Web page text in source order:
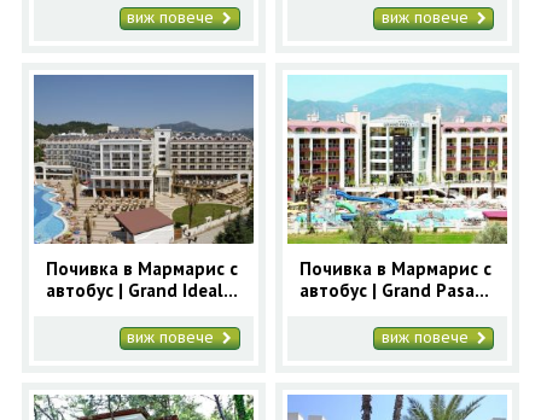
записвания Мармарис
виж повече
ранни записвания
Мармарис
виж повече
Почивка в Мармарис с
автобус | Grand Ideal
записвания Мармарис
виж повече
Почивка в Мармарис с
автобус | Grand Pasa
Мармарисвиж повече